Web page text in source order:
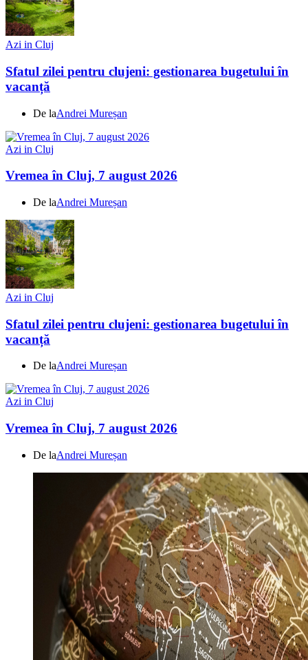
Azi in Cluj
Sfatul zilei pentru clujeni: gestionarea bugetului în
vacanță
De laAndrei Mureșan
Azi in Cluj
Vremea în Cluj, 7 august 2026
De laAndrei Mureșan
Azi in Cluj
Sfatul zilei pentru clujeni: gestionarea bugetului în
vacanță
De laAndrei Mureșan
Azi in Cluj
Vremea în Cluj, 7 august 2026
De laAndrei Mureșan